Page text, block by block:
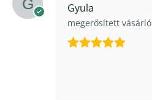
Gyula
megerősített vásárló